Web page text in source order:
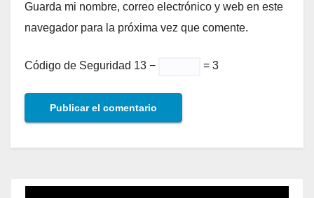
Guarda mi nombre, correo electrónico y web en este
navegador para la próxima vez que comente.
Código de Seguridad 13 − = 3